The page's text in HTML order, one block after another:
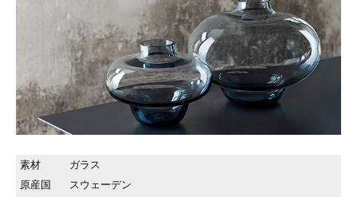
素材
ガラス
原産国
スウェーデン